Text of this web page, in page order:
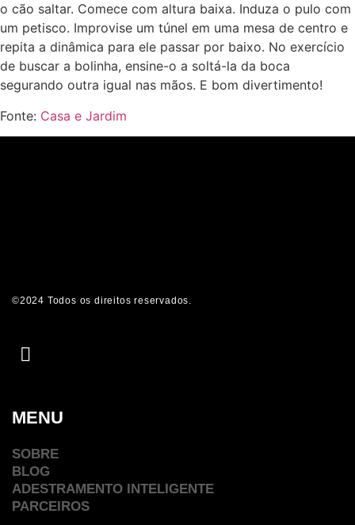
o cão saltar. Comece com altura baixa. Induza o pulo com
um petisco. Improvise um túnel em uma mesa de centro e
repita a dinâmica para ele passar por baixo. No exercício
de buscar a bolinha, ensine-o a soltá-la da boca
segurando outra igual nas mãos. E bom divertimento!
Fonte: Casa e Jardim
©2024 Todos os direitos reservados.
MENU
SOBRE
BLOG
ADESTRAMENTO INTELIGENTE
PARCEIROS